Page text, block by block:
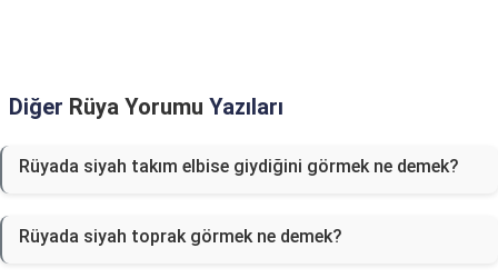
Diğer Rüya Yorumu Yazıları
Rüyada siyah takım elbise giydiğini görmek ne demek?
Rüyada siyah toprak görmek ne demek?